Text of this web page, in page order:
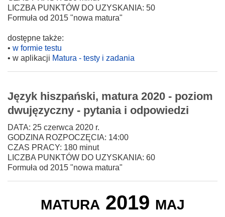
LICZBA PUNKTÓW DO UZYSKANIA: 50
Formuła od 2015 "nowa matura"
dostępne także:
• w formie testu
• w aplikacji Matura - testy i zadania
Język hiszpański, matura 2020 - poziom
dwujęzyczny - pytania i odpowiedzi
DATA: 25 czerwca 2020 r.
GODZINA ROZPOCZĘCIA: 14:00
CZAS PRACY: 180 minut
LICZBA PUNKTÓW DO UZYSKANIA: 60
Formuła od 2015 "nowa matura"
matura 2019 maj